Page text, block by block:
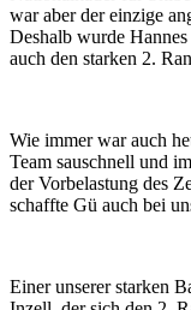
war aber der einzige
Deshalb wurde
auch den starken 2.
Wie immer war auch
Team sauschnell und
der Vorbelastung des
schaffte Gü auch bei
Einer unserer starken